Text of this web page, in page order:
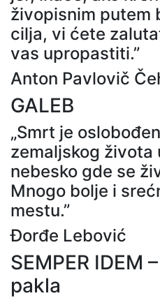
živopisnim putem
cilja, vi ćete
vas upropastiti.”
Anton Pavlovič
GALEB
„Smrt je
zemaljskog života
nebesko gde se
Mnogo bolje i
mestu.”
Đorđe Lebović
SEMPER IDEM
pakla